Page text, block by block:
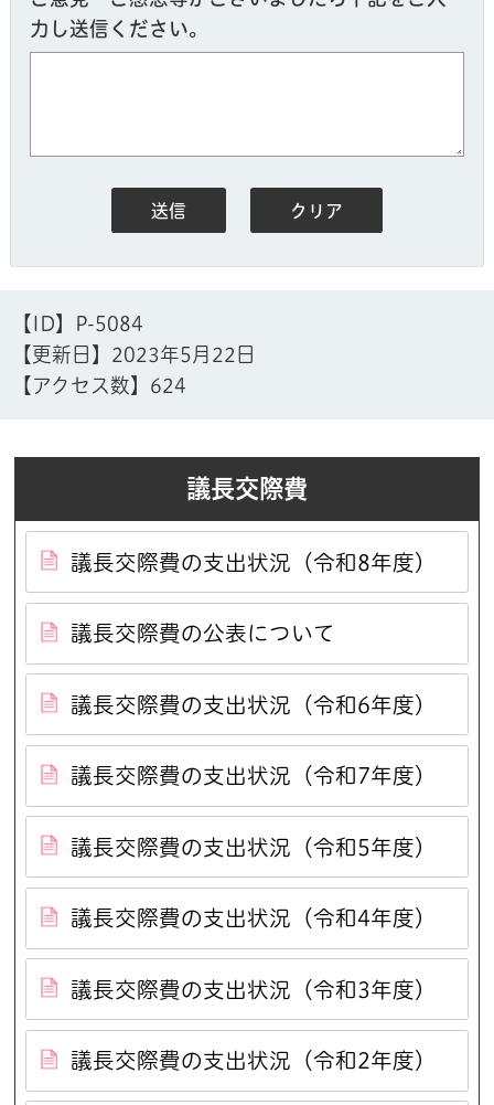
力し送信ください。
【ID】
P-5084
【更新日】 2023年5月22日
【アクセス数】 624
議長交際費
議長交際費の支出状況（令和8年度）
議長交際費の公表について
議長交際費の支出状況（令和6年度）
議長交際費の支出状況（令和7年度）
議長交際費の支出状況（令和5年度）
議長交際費の支出状況（令和4年度）
議長交際費の支出状況（令和3年度）
議長交際費の支出状況（令和2年度）